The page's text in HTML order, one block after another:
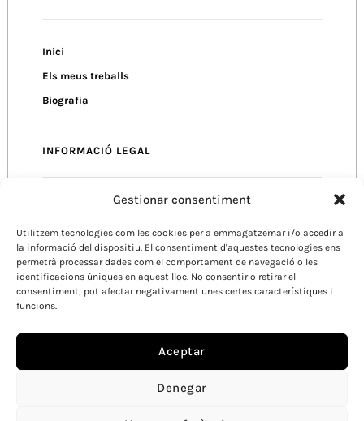
Gestionar consentiment
Utilitzem tecnologies com les cookies per a emmagatzemar i/o accedir a
la informació del dispositiu. El consentiment d'aquestes tecnologies ens
permetrà processar dades com el comportament de navegació o les
identificacions úniques en aquest lloc. No consentir o retirar el
consentiment, pot afectar negativament unes certes característiques i
funcions.
Aceptar
Denegar
Inici
Els meus treballs
Biografia
INFORMACIÓ LEGAL
Política de Privacitat
Política de Cookies
Condicions d’Ús